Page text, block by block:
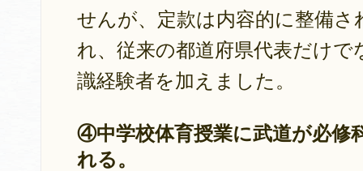
せんが、定款は内容的に整備
れ、従来の都道府県代表だけで
識経験者を加えました。
④中学校体育授業に武道が必修
れる。